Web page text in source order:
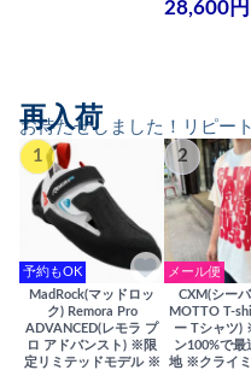
28,600円
お待たせしました！リピー
再入荷
1
予約もOK
MadRock(マッドロッ
ク) Remora Pro
ADVANCED(レモラ プ
ロ アドバンスト) ※限
定リミテッドモデル ※
2
メール便
CXM(シー
MOTTO T-
ー Tシャツ)
ン100%で最
地 ※クライ